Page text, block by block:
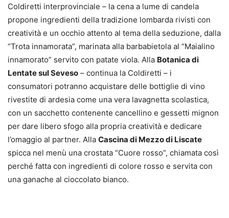
Coldiretti interprovinciale – la cena a lume di candela
propone ingredienti della tradizione lombarda rivisti con
creatività e un occhio attento al tema della seduzione, dalla
“Trota innamorata”, marinata alla barbabietola al “Maialino
innamorato” servito con patate viola. Alla Botanica di
Lentate sul Seveso – continua la Coldiretti – i
consumatori potranno acquistare delle bottiglie di vino
rivestite di ardesia come una vera lavagnetta scolastica,
con un sacchetto contenente cancellino e gessetti mignon
per dare libero sfogo alla propria creatività e dedicare
l’omaggio al partner. Alla Cascina di Mezzo di Liscate
spicca nel menù una crostata “Cuore rosso”, chiamata così
perché fatta con ingredienti di colore rosso e servita con
una ganache al cioccolato bianco.